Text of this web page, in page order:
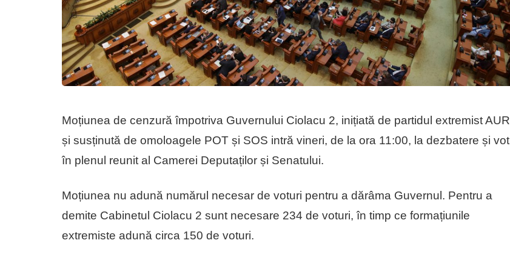
Moțiunea de cenzură împotriva Guvernului Ciolacu 2, inițiată de partidul extremist AUR
și susținută de omoloagele POT și SOS intră vineri, de la ora 11:00, la dezbatere și vot
în plenul reunit al Camerei Deputaților și Senatului.
Moțiunea nu adună numărul necesar de voturi pentru a dărâma Guvernul. Pentru a
demite Cabinetul Ciolacu 2 sunt necesare 234 de voturi, în timp ce formațiunile
extremiste adună circa 150 de voturi.